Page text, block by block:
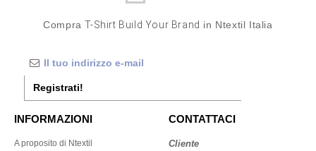
CompraT-Shirt Build Your Brand in Ntextil Italia
Registrati!
INFORMAZIONI
A proposito di Ntextil
CONTATTACI
Cliente